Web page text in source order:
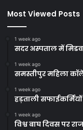
Most Viewed Posts
1 week ago
सदर अस्पताल में
1 week ago
समस्तीपुर महिला
1 week ago
हड़ताली
1 week ago
विश्व बाघ दिवस पर